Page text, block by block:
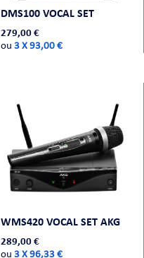
DMS100 VOCAL SET
279,00 €
ou 3 X 93,00 €
WMS420 VOCAL SET AKG
289,00 €
ou 3 X 96,33 €